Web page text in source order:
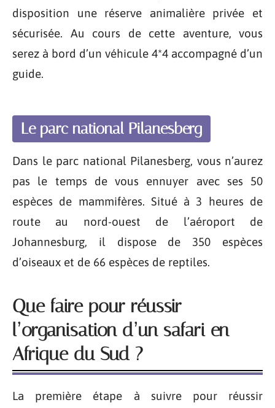
disposition une réserve animalière privée et
sécurisée. Au cours de cette aventure, vous
serez à bord d’un véhicule 4*4 accompagné d’un
guide.
Le parc national Pilanesberg
Dans le parc national Pilanesberg, vous n’aurez
pas le temps de vous ennuyer avec ses 50
espèces de mammifères. Situé à 3 heures de
route au nord-ouest de l’aéroport de
Johannesburg, il dispose de 350 espèces
d’oiseaux et de 66 espèces de reptiles.
Que faire pour réussir
l’organisation d’un safari en
Afrique du Sud ?
La première étape à suivre pour réussir